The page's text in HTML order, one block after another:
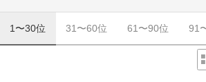
1〜30位 31〜60位 61〜90位 91